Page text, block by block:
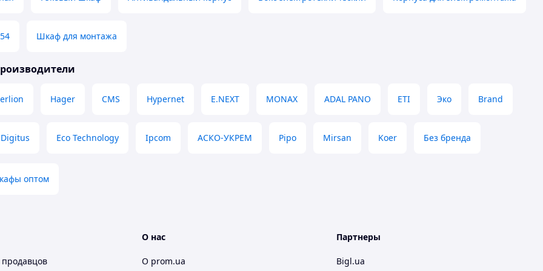
Шкаф для монтажа
Hager CMS Hypernet E.NEXT MONAX ADAL PANO ETI Эко Brand
Digitus Eco Technology Ipcom АСКО-УКРЕМ Pipo Mirsan Koer Без бренда
оптом
О нас
О prom.ua
Партнеры
Bigl.ua